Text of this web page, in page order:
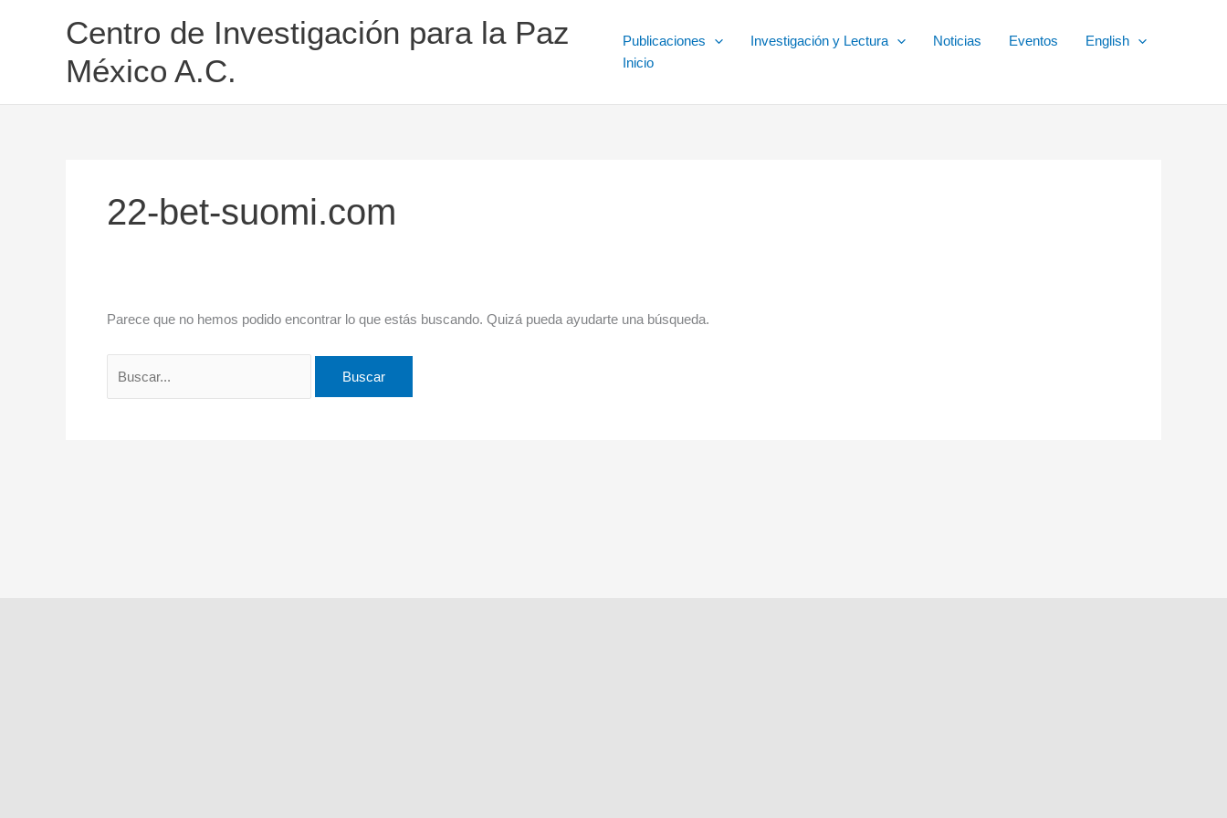
Centro de Investigación para la Paz
México A.C.
Publicaciones Investigación y Lectura Noticias Eventos
English
Inicio
22-bet-suomi.com
Parece que no hemos podido encontrar lo que estás buscando. Quizá pueda ayudarte una búsqueda.
por: